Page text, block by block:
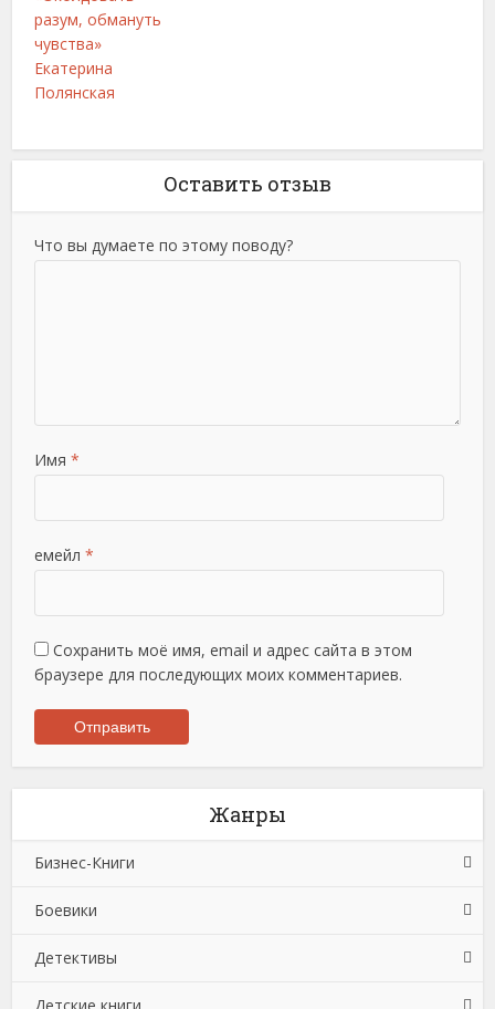
разум, обмануть
чувства»
Екатерина
Полянская
Оставить отзыв
Что вы думаете по этому поводу?
Имя *
емейл *
Сохранить моё имя, email и адрес сайта в этом
браузере для последующих моих комментариев.
Жанры
Бизнес-Книги
Банковское дело
Бухучет, налогообложение, аудит
Боевики
Боевики: Прочее
Детективы